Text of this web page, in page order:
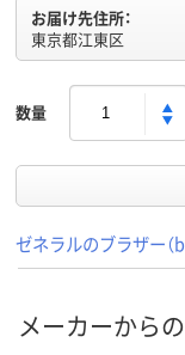
お届け先住所：
東京都江東区
数量
ゼネラルのブラザー
メーカーから